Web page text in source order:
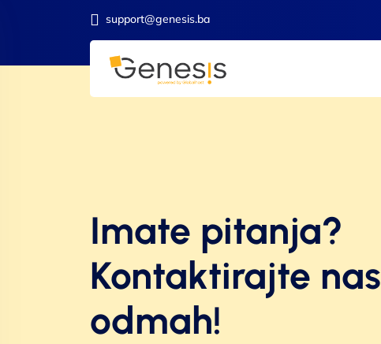
support@genesis.ba
Imate pitanja?
Kontaktirajte nas
odmah!